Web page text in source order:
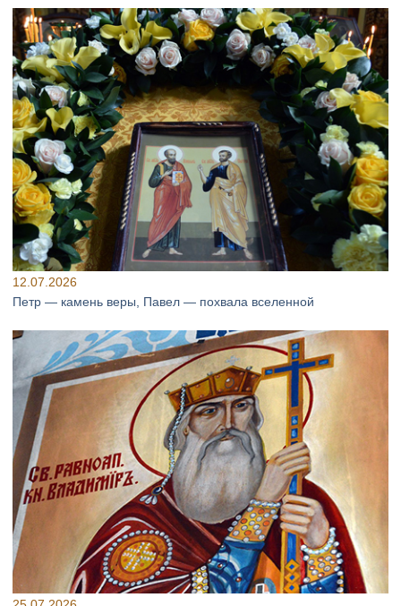
12.07.2026
Петр — камень веры, Павел — похвала вселенной